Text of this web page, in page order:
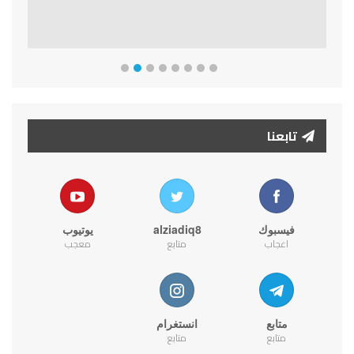
تابعنا
فيسبوك
اعجاب
alziadiq8
متابع
يوتيوب
معجب
متابع
متابع
انستغرام
متابع